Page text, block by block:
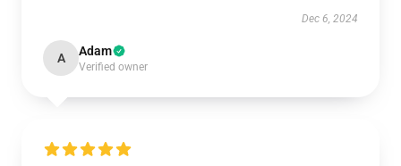
Dec 6, 2024
A Adam
Verified owner